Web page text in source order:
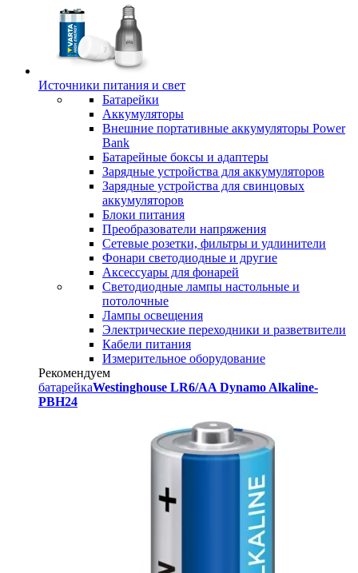
Источники питания и свет
Батарейки
Аккумуляторы
Внешние портативные аккумуляторы Power
Bank
Батарейные боксы и адаптеры
Зарядные устройства для аккумуляторов
Зарядные устройства для свинцовых
аккумуляторов
Блоки питания
Преобразователи напряжения
Сетевые розетки, фильтры и удлинители
Фонари светодиодные и другие
Аксессуары для фонарей
Светодиодные лампы настольные и
потолочные
Лампы освещения
Электрические переходники и разветвители
Кабели питания
Измерительное оборудование
Рекомендуем
батарейкаWestinghouse LR6/AA Dynamo Alkaline-
PBH24